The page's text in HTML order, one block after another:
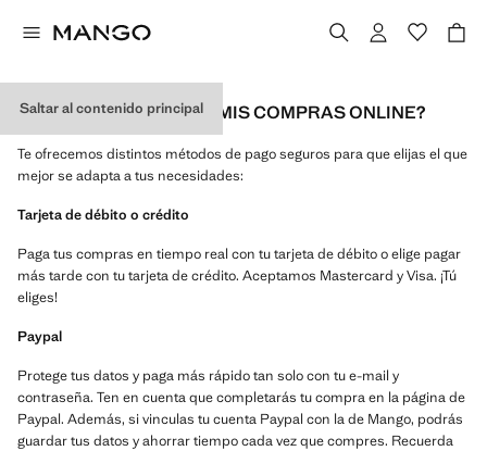
Saltar al contenido principal
¿CÓMO PUEDO PAGAR MIS COMPRAS ONLINE?
Te ofrecemos distintos métodos de pago seguros para que elijas el que
mejor se adapta a tus necesidades:
Tarjeta de débito o crédito
Paga tus compras en tiempo real con tu tarjeta de débito o elige pagar
más tarde con tu tarjeta de crédito. Aceptamos Mastercard y Visa. ¡Tú
eliges!
Paypal
Protege tus datos y paga más rápido tan solo con tu e-mail y
contraseña. Ten en cuenta que completarás tu compra en la página de
Paypal. Además, si vinculas tu cuenta Paypal con la de Mango, podrás
guardar tus datos y ahorrar tiempo cada vez que compres. Recuerda